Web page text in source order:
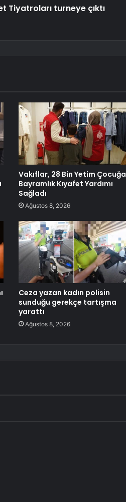
Tiyatroları turneye çıktı
Vakıflar, 28 Bin Yetim Çocuğa
Bayramlık Kıyafet Yardımı
Sağladı
Ağustos 8, 2026
Ceza yazan kadın polisin
sunduğu gerekçe tartışma
yarattı
Ağustos 8, 2026